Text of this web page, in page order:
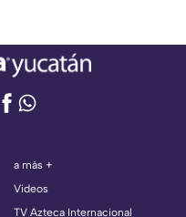
a más +
Videos
TV Azteca Internacional